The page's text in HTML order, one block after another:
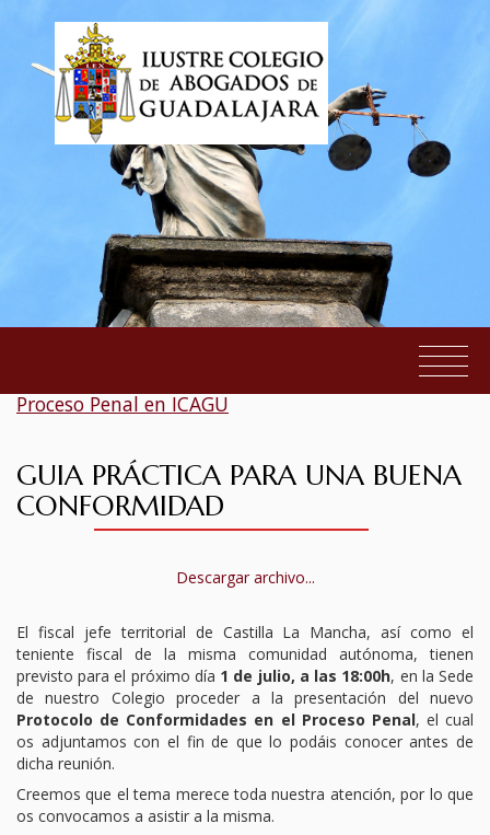
EL COLEGIO
SERVICIOS AL COLEGIADO
TURNO DE OFICIO
Proceso Penal en ICAGU
GUIA PRÁCTICA PARA UNA BUENA
CONFORMIDAD
Descargar archivo...
El fiscal jefe territorial de Castilla La Mancha, así como el
teniente fiscal de la misma comunidad autónoma, tienen
previsto para el próximo día 1 de julio, a las 18:00h, en la Sede
de nuestro Colegio proceder a la presentación del nuevo
Protocolo de Conformidades en el Proceso Penal, el cual
os adjuntamos con el fin de que lo podáis conocer antes de
dicha reunión.
Creemos que el tema merece toda nuestra atención, por lo que
os convocamos a asistir a la misma.